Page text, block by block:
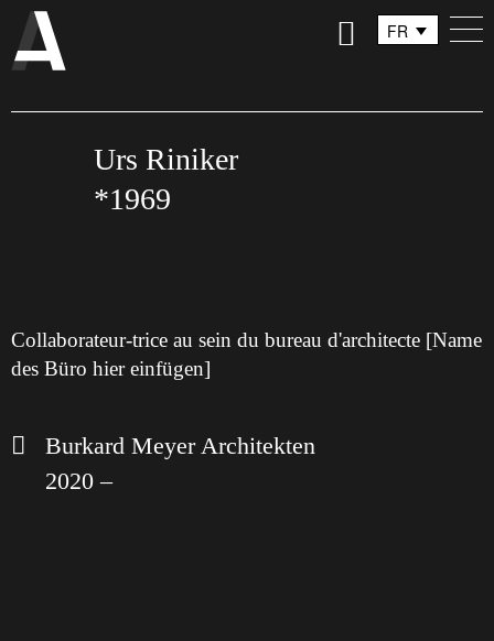
FR
Urs Riniker
*1969
Collaborateur-trice au sein du bureau d'architecte [Name
des Büro hier einfügen]
Burkard Meyer Architekten
2020 –